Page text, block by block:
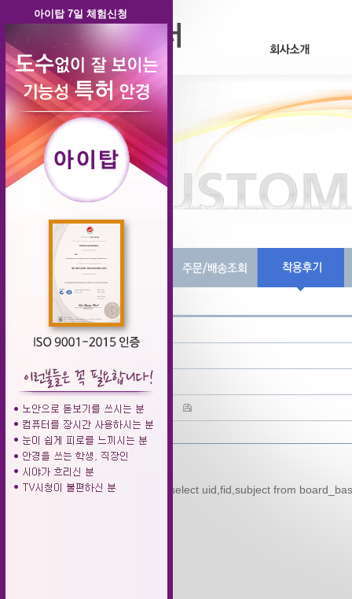
아이탑 7일 체험신청
제목
조회
파일
Query Error... : select uid,fid,subject from